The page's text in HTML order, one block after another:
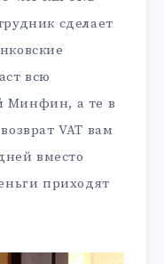
сделает
всю
Минфин, а те в
VAT вам
вместо
приходят